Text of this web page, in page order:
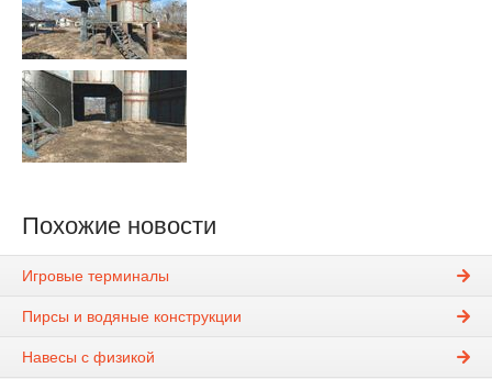
Похожие новости
Игровые терминалы
Пирсы и водяные конструкции
Навесы с физикой